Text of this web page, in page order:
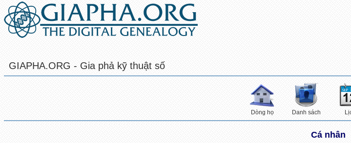
GIAPHA.ORG - Gia phả kỹ thuật số
Dòng họ Danh sách
Cá nhân